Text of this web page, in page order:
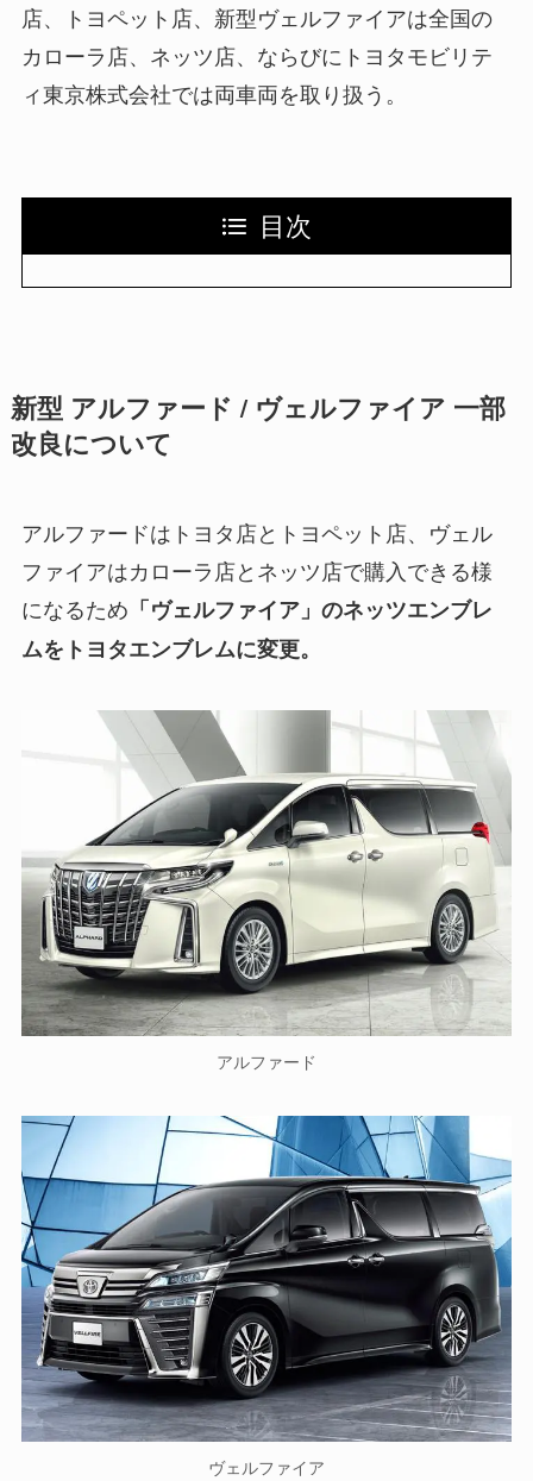
店、トヨペット店、新型ヴェルファイアは全国の
カローラ店、ネッツ店、ならびにトヨタモビリテ
ィ東京株式会社では両車両を取り扱う。
目次
新型 アルファード / ヴェルファイア 一部
改良について
アルファードはトヨタ店とトヨペット店、ヴェル
ファイアはカローラ店とネッツ店で購入できる様
になるため 「ヴェルファイア」のネッツエンブレ
ムをトヨタエンブレムに変更。
アルファード
ヴェルファイア